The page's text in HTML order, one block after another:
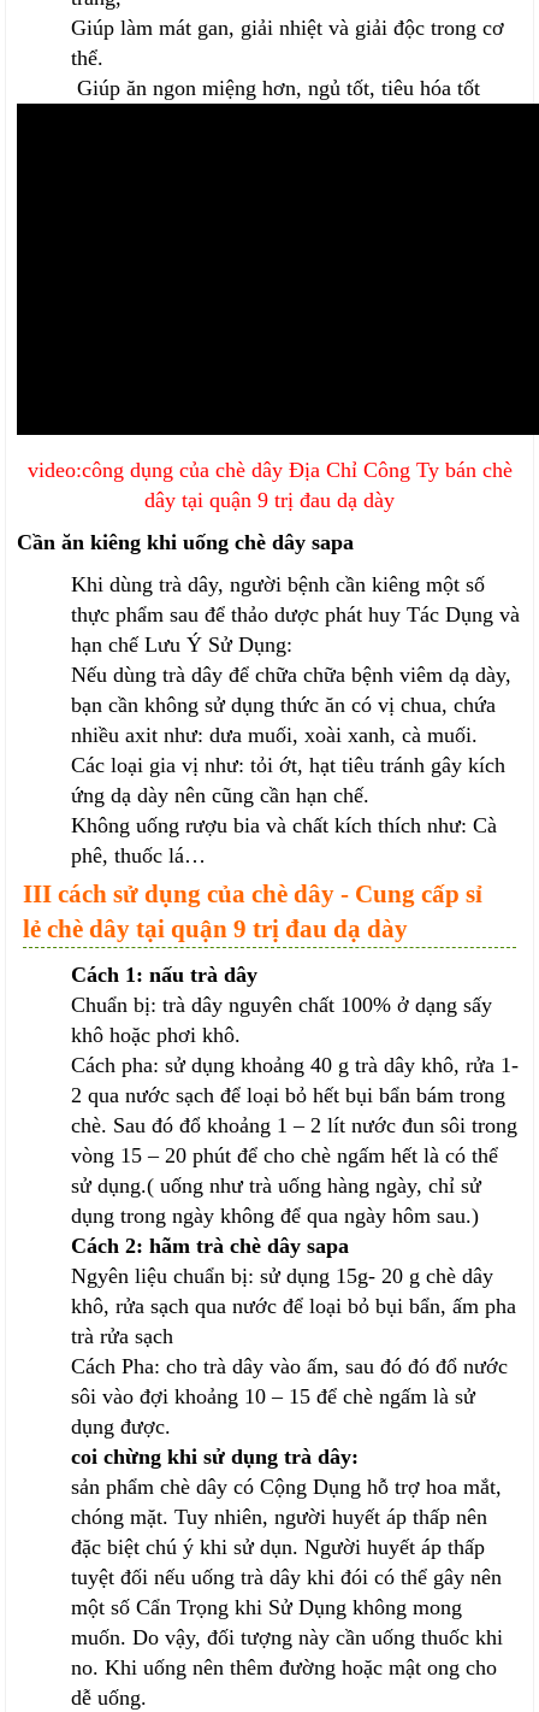
Giúp làm mát gan, giải nhiệt và giải độc trong cơ
thể.
Giúp ăn ngon miệng hơn, ngủ tốt, tiêu hóa tốt
video:công dụng của chè dây Địa Chỉ Công Ty bán chè
dây tại quận 9 trị đau dạ dày
Cần ăn kiêng khi uống chè dây sapa
Khi dùng trà dây, người bệnh cần kiêng một số
thực phẩm sau để thảo dược phát huy Tác Dụng và
hạn chế Lưu Ý Sử Dụng:
Nếu dùng trà dây để chữa chữa bệnh viêm dạ dày,
bạn cần không sử dụng thức ăn có vị chua, chứa
nhiều axit như: dưa muối, xoài xanh, cà muối.
Các loại gia vị như: tỏi ớt, hạt tiêu tránh gây kích
ứng dạ dày nên cũng cần hạn chế.
Không uống rượu bia và chất kích thích như: Cà
phê, thuốc lá…
III cách sử dụng của chè dây - Cung cấp sỉ
lẻ chè dây tại quận 9 trị đau dạ dày
Cách 1: nấu trà dây
Chuẩn bị: trà dây nguyên chất 100% ở dạng sấy
khô hoặc phơi khô.
Cách pha: sử dụng khoảng 40 g trà dây khô, rửa 1-
2 qua nước sạch để loại bỏ hết bụi bẩn bám trong
chè. Sau đó đổ khoảng 1 – 2 lít nước đun sôi trong
vòng 15 – 20 phút để cho chè ngấm hết là có thể
sử dụng.( uống như trà uống hàng ngày, chỉ sử
dụng trong ngày không để qua ngày hôm sau.)
Cách 2: hãm tràchè dây sapa
Ngyên liệu chuẩn bị: sử dụng 15g- 20 g chè dây
khô, rửa sạch qua nước để loại bỏ bụi bẩn, ấm pha
trà rửa sạch
Cách Pha: cho trà dây vào ấm, sau đó đó đổ nước
sôi vào đợi khoảng 10 – 15 để chè ngấm là sử
dụng được.
coi chừng khi sử dụng trà dây:
sản phẩm chè dây có Cộng Dụng hỗ trợ hoa mắt,
chóng mặt. Tuy nhiên, người huyết áp thấp nên
đặc biệt chú ý khi sử dụn. Người huyết áp thấp
tuyệt đối nếu uống trà dây khi đói có thể gây nên
một số Cẩn Trọng khi Sử Dụng không mong
muốn. Do vậy, đối tượng này cần uống thuốc khi
no. Khi uống nên thêm đường hoặc mật ong cho
dễ uống.